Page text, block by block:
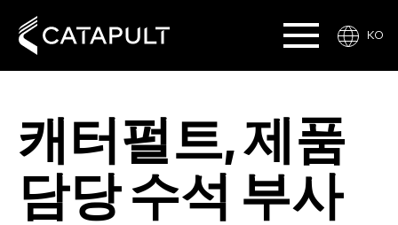
KO
캐터펄트, 제품
담당 수석 부사